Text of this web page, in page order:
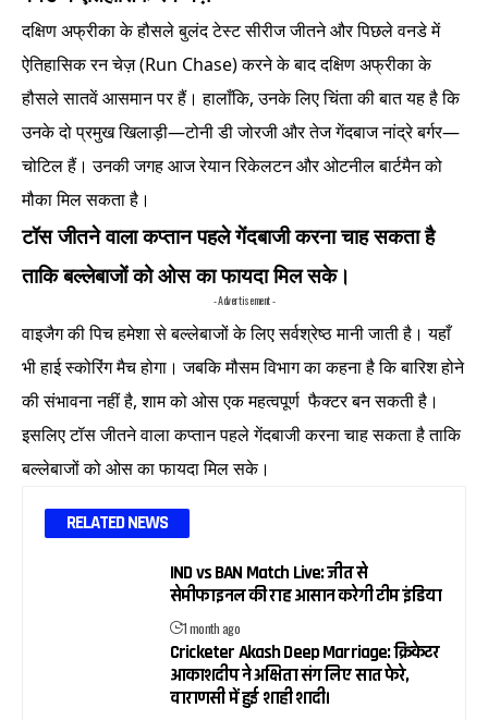
दक्षिण अफ्रीका के हौसले बुलंद टेस्ट सीरीज जीतने और पिछले वनडे में
ऐतिहासिक रन चेज़ (Run Chase) करने के बाद दक्षिण अफ्रीका के
हौसले सातवें आसमान पर हैं। हालाँकि, उनके लिए चिंता की बात यह है कि
उनके दो प्रमुख खिलाड़ी—टोनी डी जोरजी और तेज गेंदबाज नांद्रे बर्गर—
चोटिल हैं। उनकी जगह आज रेयान रिकेलटन और ओटनील बार्टमैन को
मौका मिल सकता है।
टॉस जीतने वाला कप्तान पहले गेंदबाजी करना चाह सकता है
ताकि बल्लेबाजों को ओस का फायदा मिल सके।
- Advertisement -
वाइजैग की पिच हमेशा से बल्लेबाजों के लिए सर्वश्रेष्ठ मानी जाती है। यहाँ
भी हाई स्कोरिंग मैच होगा। जबकि मौसम विभाग का कहना है कि बारिश होने
की संभावना नहीं है, शाम को ओस एक महत्वपूर्ण फैक्टर बन सकती है।
इसलिए टॉस जीतने वाला कप्तान पहले गेंदबाजी करना चाह सकता है ताकि
बल्लेबाजों को ओस का फायदा मिल सके।
RELATED NEWS
IND vs BAN Match Live: जीत से
सेमीफाइनल की राह आसान करेगी टीम इंडिया
1 month ago
Cricketer Akash Deep Marriage: क्रिकेटर
आकाशदीप ने अक्षिता संग लिए सात फेरे,
वाराणसी में हुई शाही शादी।